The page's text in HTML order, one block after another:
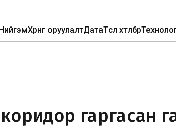
НийгэмХөрөнгө оруулалтДатаТөсөл хөтөлбөр
гаргасан